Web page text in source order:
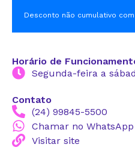
Desconto não cumulativo
Horário de
Segunda-feira a
Contato
(24) 99845-5500
Chamar no WhatsApp
Visitar site